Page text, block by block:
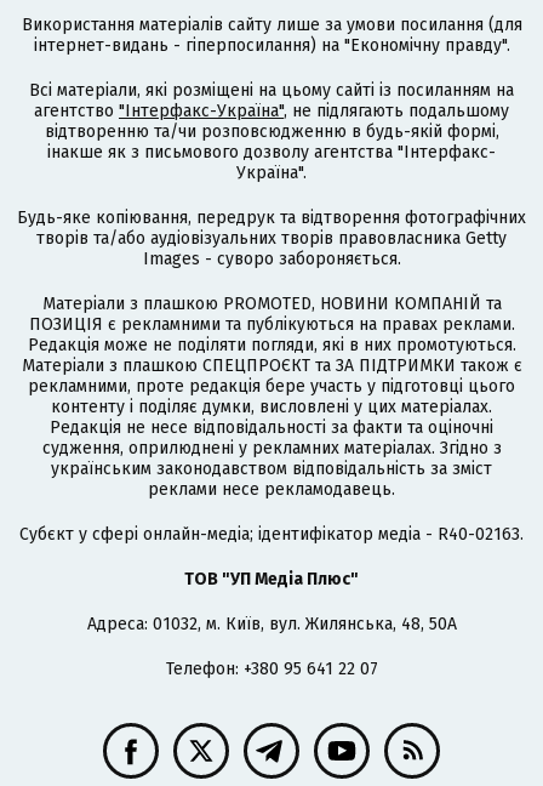
Використання матеріалів сайту лише за умови посилання (для
інтернет-видань - гіперпосилання) на "Економічну правду".
Всі матеріали, які розміщені на цьому сайті із посиланням на
агентство "Інтерфакс-Україна", не підлягають подальшому
відтворенню та/чи розповсюдженню в будь-якій формі,
інакше як з письмового дозволу агентства "Інтерфакс-
Україна".
Будь-яке копіювання, передрук та відтворення фотографічних
творів та/або аудіовізуальних творів правовласника Getty
Images - суворо забороняється.
Матеріали з плашкою PROMOTED, НОВИНИ КОМПАНІЙ та
ПОЗИЦІЯ є рекламними та публікуються на правах реклами.
Редакція може не поділяти погляди, які в них промотуються.
Матеріали з плашкою СПЕЦПРОЄКТ та ЗА ПІДТРИМКИ також є
рекламними, проте редакція бере участь у підготовці цього
контенту і поділяє думки, висловлені у цих матеріалах.
Редакція не несе відповідальності за факти та оціночні
судження, оприлюднені у рекламних матеріалах. Згідно з
українським законодавством відповідальність за зміст
реклами несе рекламодавець.
Cубєкт у сфері онлайн-медіа; ідентифікатор медіа - R40-02163.
ТОВ "УП Медіа Плюс"
Адреса: 01032, м. Київ, вул. Жилянська, 48, 50А
Телефон: +380 95 641 22 07